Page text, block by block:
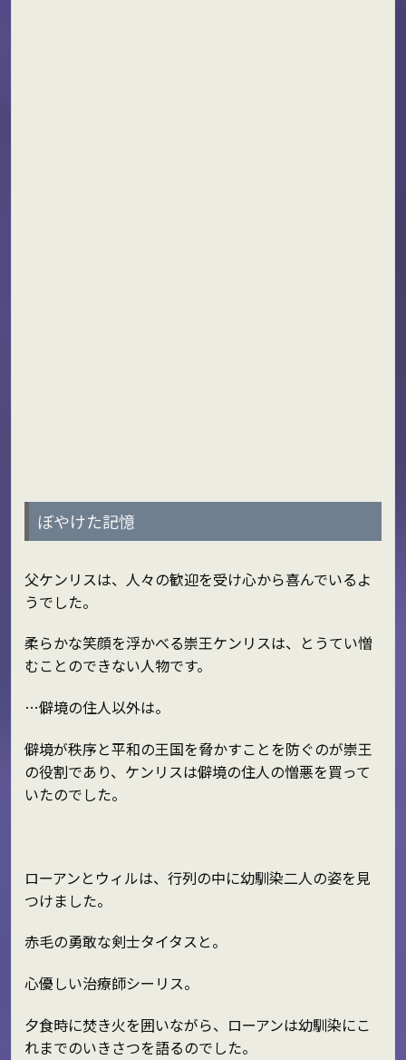
ぼやけた記憶
父ケンリスは、人々の歓迎を受け心から喜んでいるよ
うでした。
柔らかな笑顔を浮かべる崇王ケンリスは、とうてい憎
むことのできない人物です。
…僻境の住人以外は。
僻境が秩序と平和の王国を脅かすことを防ぐのが崇王
の役割であり、ケンリスは僻境の住人の憎悪を買って
いたのでした。
ローアンとウィルは、行列の中に幼馴染二人の姿を見
つけました。
赤毛の勇敢な剣士タイタスと。
心優しい治療師シーリス。
夕食時に焚き火を囲いながら、ローアンは幼馴染にこ
れまでのいきさつを語るのでした。